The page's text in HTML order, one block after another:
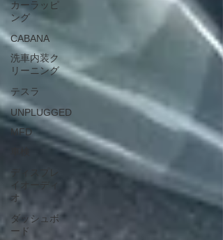
カーラッピ
ング
CABANA
洗車内装ク
リーニング
テスラ
UNPLUGGED
MFD
オ
ダッシュボ
ード